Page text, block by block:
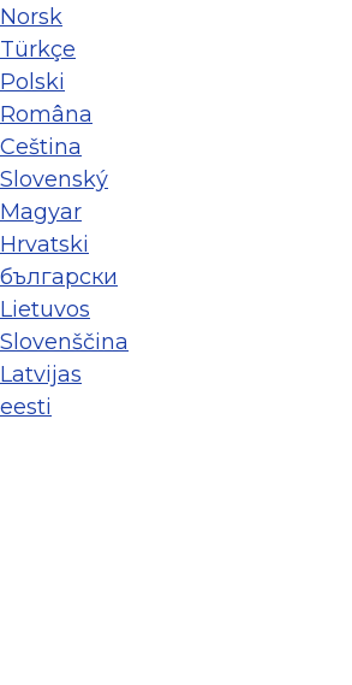
Norsk
Türkçe
Polski
Româna
Ceština
Slovenský
Magyar
Hrvatski
български
Lietuvos
Slovenščina
Latvijas
eesti